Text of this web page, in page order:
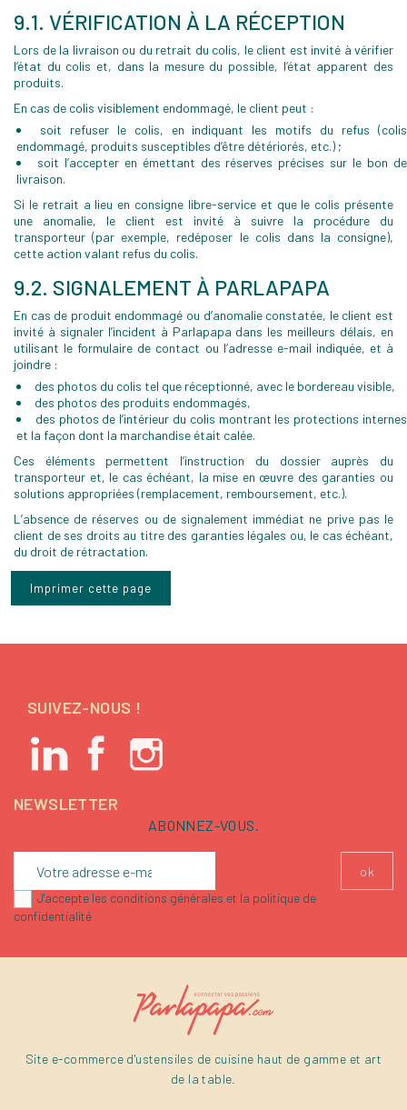
9.1. VÉRIFICATION À LA RÉCEPTION
Lors de la livraison ou du retrait du colis, le client est invité à vérifier
l’état du colis et, dans la mesure du possible, l’état apparent des
produits.
En cas de colis visiblement endommagé, le client peut :
soit refuser le colis, en indiquant les motifs du refus (colis
endommagé, produits susceptibles d’être détériorés, etc.) ;
soit l’accepter en émettant des réserves précises sur le bon de
livraison.
Si le retrait a lieu en consigne libre-service et que le colis présente
une anomalie, le client est invité à suivre la procédure du
transporteur (par exemple, redéposer le colis dans la consigne),
cette action valant refus du colis.
9.2. SIGNALEMENT À PARLAPAPA
En cas de produit endommagé ou d’anomalie constatée, le client est
invité à signaler l’incident à Parlapapa dans les meilleurs délais, en
utilisant le formulaire de contact ou l’adresse e-mail indiquée, et à
joindre :
des photos du colis tel que réceptionné, avec le bordereau visible,
des photos des produits endommagés,
des photos de l’intérieur du colis montrant les protections internes
et la façon dont la marchandise était calée.
Ces éléments permettent l’instruction du dossier auprès du
transporteur et, le cas échéant, la mise en œuvre des garanties ou
solutions appropriées (remplacement, remboursement, etc.).
L’absence de réserves ou de signalement immédiat ne prive pas le
client de ses droits au titre des garanties légales ou, le cas échéant,
du droit de rétractation.
SUIVEZ-NOUS !
NEWSLETTER
ABONNEZ-VOUS.
J'accepte les conditions générales et la politique de
confidentialité
Site e-commerce d'ustensiles de cuisine haut de gamme et art
de la table.